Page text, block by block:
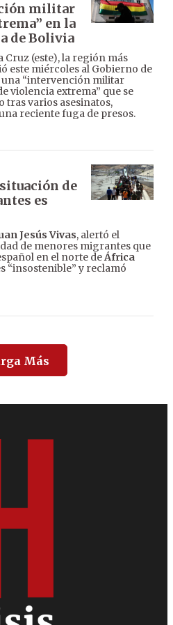
militar
en la
de Bolivia
Cruz (este), la región más
este miércoles al Gobierno de
una “intervención militar
violencia extrema” que se
tras varios asesinatos,
reciente fuga de presos.
de
es
Jesús Vivas, alertó el
de menores migrantes que
en el norte deÁfrica
“insostenible” y reclamó
Más